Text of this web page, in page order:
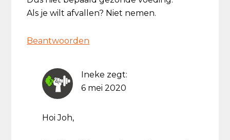
Als je wilt afvallen? Niet nemen.
Beantwoorden
Ineke zegt:
6 mei 2020
Hoi Joh,